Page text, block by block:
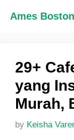
Ames Boston
29+
yang
Murah,
by Keisha